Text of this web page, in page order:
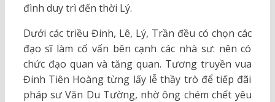
đình duy trì đến thời Lý.
Dưới các triều Đinh, Lê, Lý, Trần đều có chọn các
đạo sĩ làm cố vấn bên cạnh các nhà sư: nên có
chức đạo quan và tăng quan. Tương truyền vua
Đinh Tiên Hoàng từng lấy lễ thầy trò để tiếp đãi
pháp sư Văn Du Tường, nhờ ông chém chết yêu